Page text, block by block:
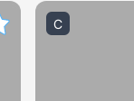
C